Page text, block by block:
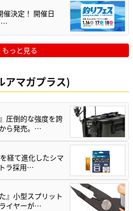
決定！ 開催日
…
もっと見る
アマガプラス)
圧倒的な強度を誇
ら発売。…
経て進化したシマ
ラ採用…
』小型スプリット
イヤーが…